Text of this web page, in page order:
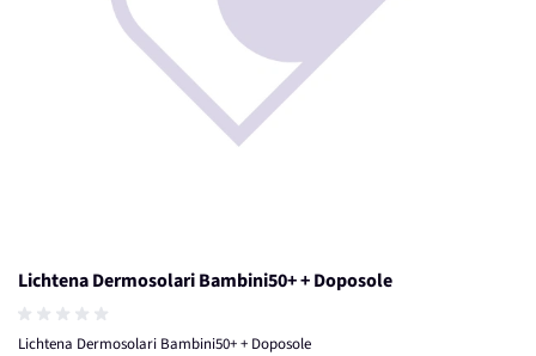
Lichtena Dermosolari Bambini50+ + Doposole
Lichtena Dermosolari Bambini50+ + Doposole